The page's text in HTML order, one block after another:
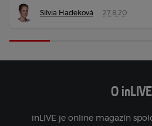
Silvia Hadeková 27.8.20
O inLIVE
inLIVE je online magazín